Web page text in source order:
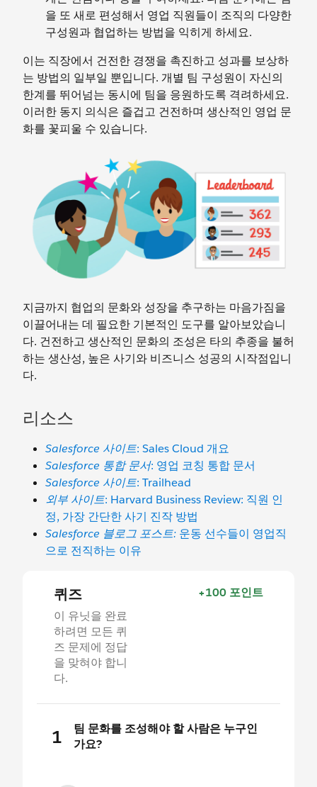
을 또 새로 편성해서 영업 직원들이 조직의 다양한
구성원과 협업하는 방법을 익히게 하세요.
이는 직장에서 건전한 경쟁을 촉진하고 성과를 보상하
는 방법의 일부일 뿐입니다. 개별 팀 구성원이 자신의
한계를 뛰어넘는 동시에 팀을 응원하도록 격려하세요.
이러한 동지 의식은 즐겁고 건전하며 생산적인 영업 문
화를 꽃피울 수 있습니다.
지금까지 협업의 문화와 성장을 추구하는 마음가짐을
이끌어내는 데 필요한 기본적인 도구를 알아보았습니
다. 건전하고 생산적인 문화의 조성은 타의 추종을 불허
하는 생산성, 높은 사기와 비즈니스 성공의 시작점입니
다.
리소스
Salesforce 사이트: Sales Cloud 개요
Salesforce 통합 문서: 영업 코칭 통합 문서
Salesforce 사이트: Trailhead
외부 사이트: Harvard Business Review: 직원 인
정, 가장 간단한 사기 진작 방법
Salesforce 블로그 포스트: 운동 선수들이 영업직
으로 전직하는 이유